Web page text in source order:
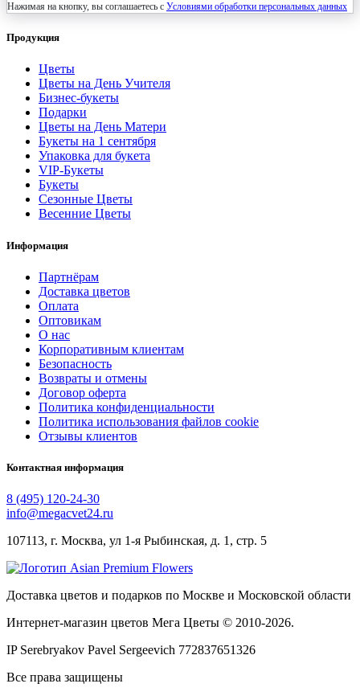
Нажимая на кнопку, вы соглашаетесь с Условиями обработки персональных данных
Продукция
Цветы
Цветы на День Учителя
Бизнес-букеты
Подарки
Цветы на День Матери
Букеты на 1 сентября
Упаковка для букета
VIP-Букеты
Букеты
Сезонные Цветы
Весенние Цветы
Информация
Партнёрам
Доставка цветов
Оплата
Оптовикам
О нас
Корпоративным клиентам
Безопасность
Возвраты и отмены
Договор оферта
Политика конфиденциальности
Политика использования файлов cookie
Отзывы клиентов
Контактная информация
8 (495) 120-24-30
info@megacvet24.ru
107113, г. Москва, ул 1-я Рыбинская, д. 1, стр. 5
Доставка цветов и подарков по Москве и Московской области
Интернет-магазин цветов Мега Цветы © 2010-2026.
IP Serebryakov Pavel Sergeevich 772837651326
Все права защищены